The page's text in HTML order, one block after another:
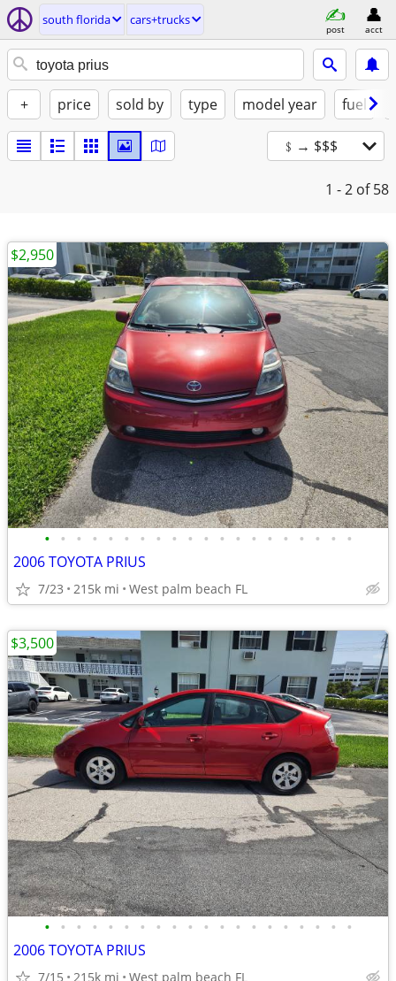
south florida cars+trucks
post acct
+ price sold by type model year fuel
﹩→ $$$
1 - 2 of 58
• • • • • • • • • • • • • • • • • • • •
2006 TOYOTA PRIUS
7/23 215k mi West palm beach FL
$2,950
• • • • • • • • • • • • • • • • • • • •
2006 TOYOTA PRIUS
7/15 215k mi West palm beach FL
$3,500